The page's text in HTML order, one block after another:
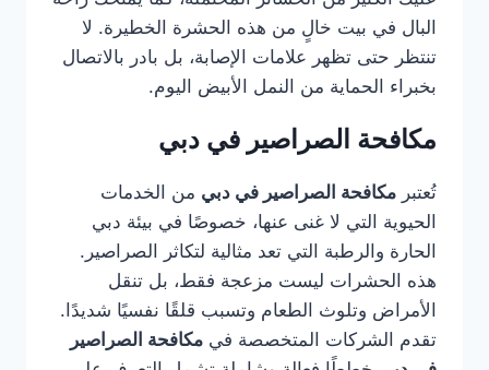
البال في بيت خالٍ من هذه الحشرة الخطيرة. لا
تنتظر حتى تظهر علامات الإصابة، بل بادر بالاتصال
بخبراء الحماية من النمل الأبيض اليوم.
مكافحة الصراصير في دبي
تُعتبر مكافحة الصراصير في دبي من الخدمات
الحيوية التي لا غنى عنها، خصوصًا في بيئة دبي
الحارة والرطبة التي تعد مثالية لتكاثر الصراصير.
هذه الحشرات ليست مزعجة فقط، بل تنقل
الأمراض وتلوث الطعام وتسبب قلقًا نفسيًا شديدًا.
تقدم الشركات المتخصصة في مكافحة الصراصير